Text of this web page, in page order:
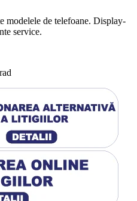
modelele de telefoane. Display-
service.